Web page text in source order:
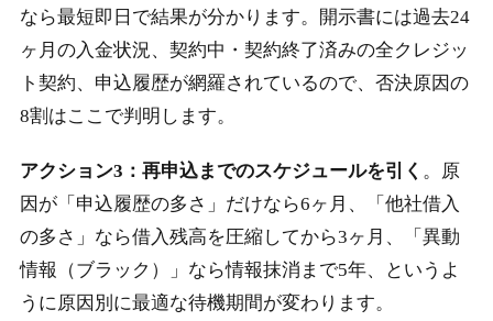
なら最短即日で結果が分かります。開示書には過去24
ヶ月の入金状況、契約中・契約終了済みの全クレジッ
ト契約、申込履歴が網羅されているので、否決原因の
8割はここで判明します。
アクション3：再申込までのスケジュールを引く 。原
因が「申込履歴の多さ」だけなら6ヶ月、「他社借入
の多さ」なら借入残高を圧縮してから3ヶ月、「異動
情報（ブラック）」なら情報抹消まで5年、というよ
うに原因別に最適な待機期間が変わります。